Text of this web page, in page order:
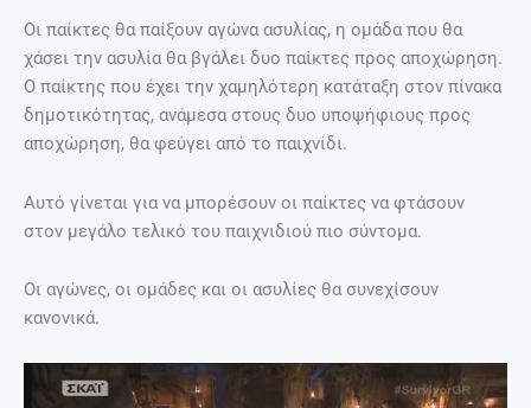
Οι παίκτες θα παίξουν αγώνα ασυλίας, η ομάδα που θα
χάσει την ασυλία θα βγάλει δυο παίκτες προς αποχώρηση.
Ο παίκτης που έχει την χαμηλότερη κατάταξη στον πίνακα
δημοτικότητας, ανάμεσα στους δυο υποψήφιους προς
αποχώρηση, θα φεύγει από το παιχνίδι.
Αυτό γίνεται για να μπορέσουν οι παίκτες να φτάσουν
στον μεγάλο τελικό του παιχνιδιού πιο σύντομα.
Οι αγώνες, οι ομάδες και οι ασυλίες θα συνεχίσουν
κανονικά.